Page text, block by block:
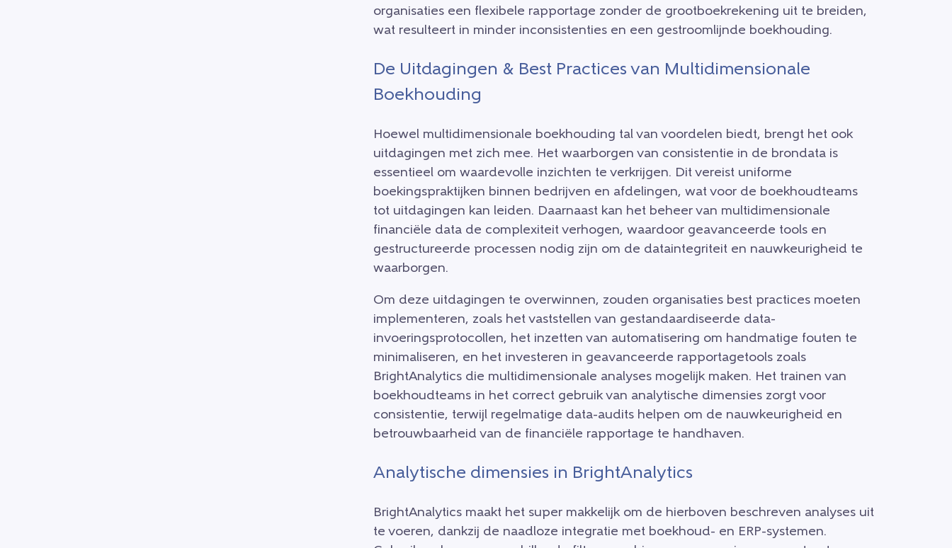
organisaties een flexibele rapportage zonder de grootboekrekening uit te breiden,
wat resulteert in minder inconsistenties en een gestroomlijnde boekhouding.
De Uitdagingen & Best Practices van Multidimensionale
Boekhouding
Hoewel multidimensionale boekhouding tal van voordelen biedt, brengt het ook
uitdagingen met zich mee. Het waarborgen van consistentie in de brondata is
essentieel om waardevolle inzichten te verkrijgen. Dit vereist uniforme
boekingspraktijken binnen bedrijven en afdelingen, wat voor de boekhoudteams
tot uitdagingen kan leiden. Daarnaast kan het beheer van multidimensionale
financiële data de complexiteit verhogen, waardoor geavanceerde tools en
gestructureerde processen nodig zijn om de dataintegriteit en nauwkeurigheid te
waarborgen.
Om deze uitdagingen te overwinnen, zouden organisaties best practices moeten
implementeren, zoals het vaststellen van gestandaardiseerde data-
invoeringsprotocollen, het inzetten van automatisering om handmatige fouten te
minimaliseren, en het investeren in geavanceerde rapportagetools zoals
BrightAnalytics die multidimensionale analyses mogelijk maken. Het trainen van
boekhoudteams in het correct gebruik van analytische dimensies zorgt voor
consistentie, terwijl regelmatige data-audits helpen om de nauwkeurigheid en
betrouwbaarheid van de financiële rapportage te handhaven.
Analytische dimensies in BrightAnalytics
BrightAnalytics maakt het super makkelijk om de hierboven beschreven analyses uit
te voeren, dankzij de naadloze integratie met boekhoud- en ERP-systemen.